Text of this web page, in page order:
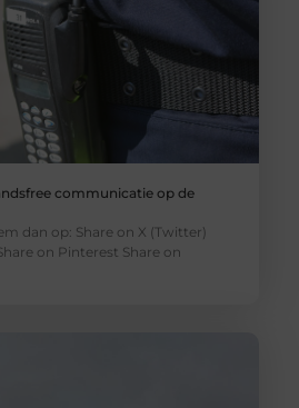
communicatie op de
dan op: Share on X (Twitter)
on Pinterest Share on